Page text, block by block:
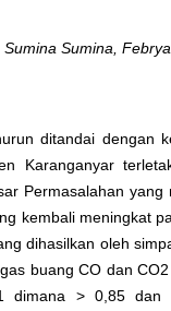
Sumina,
ditandai dengan
Karanganyar
Permasalahan
kembali meningkat
dihasilkan oleh
buang CO dan
dimana > 0,85